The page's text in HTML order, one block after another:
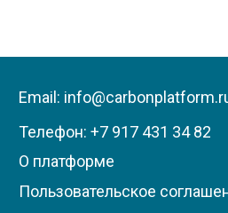
Телефон: +7 917 431 34 82
Email:
Пользовательское
О платформе